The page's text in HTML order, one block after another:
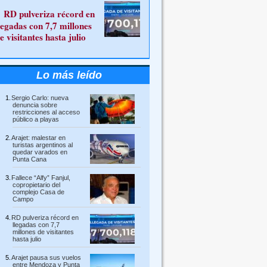
RD pulveriza récord en
con 7,7 millones
visitantes hasta julio
Lo más leído
Sergio Carlo: nueva
denuncia sobre
restricciones al acceso
público a playas
Arajet: malestar en
turistas argentinos al
quedar varados en
Punta Cana
Fallece “Alfy” Fanjul,
copropietario del
complejo Casa de
Campo
RD pulveriza récord en
llegadas con 7,7
millones de visitantes
hasta julio
Arajet pausa sus vuelos
entre Mendoza y Punta